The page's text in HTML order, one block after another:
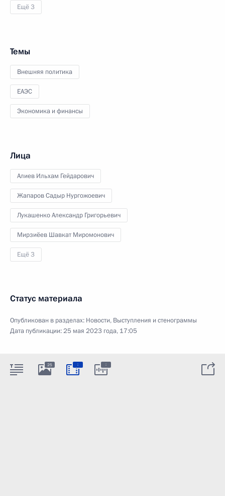
Ещё 3
Темы
Внешняя политика
ЕАЭС
Экономика и финансы
Лица
Алиев Ильхам Гейдарович
Жапаров Садыр Нургожоевич
Лукашенко Александр Григорьевич
Мирзиёев Шавкат Миромонович
Ещё 3
Статус материала
Опубликован в разделах: Новости, Выступления и стенограммы
Дата публикации:25 мая 2023 года, 17:05
25 : :